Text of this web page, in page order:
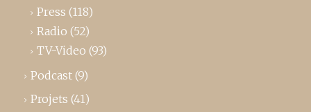
Press (118)
Radio (52)
TV-Video (93)
Podcast (9)
Projets (41)